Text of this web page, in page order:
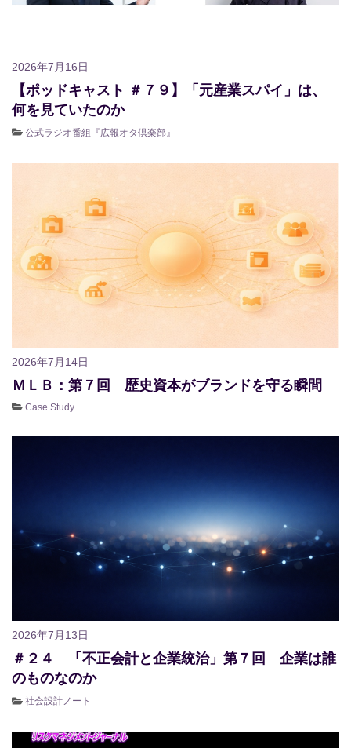
2026年7月16日
【ポッドキャスト ＃７９】「元産業スパイ」は、
何を見ていたのか
公式ラジオ番組『広報オタ倶楽部』
2026年7月14日
ＭＬＢ：第７回 歴史資本がブランドを守る瞬間
Case Study
2026年7月13日
＃２４ 「不正会計と企業統治」第７回 企業は誰
のものなのか
社会設計ノート